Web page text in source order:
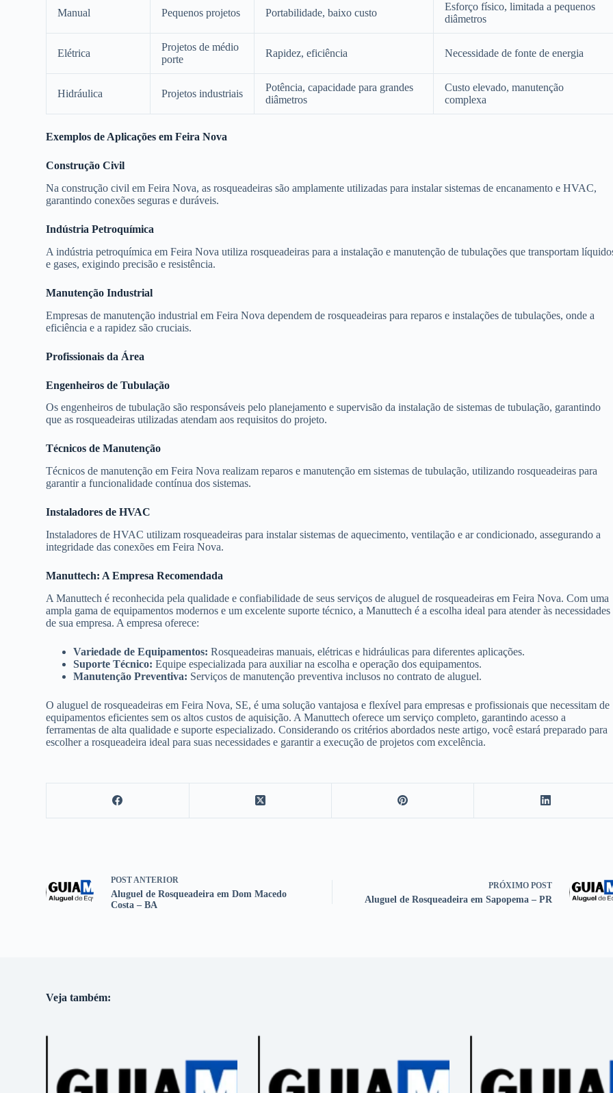
Manual Pequenos projetos Portabilidade, baixo custo
Esforço físico, limitada a pequenos
diâmetros
Elétrica
Projetos de médio
porte
Rapidez, eficiência Necessidade de fonte de energia
Hidráulica Projetos industriais
Potência, capacidade para grandes
diâmetros
Custo elevado, manutenção
complexa
Exemplos de Aplicações em Feira Nova
Construção Civil
Na construção civil em Feira Nova, as rosqueadeiras são amplamente utilizadas para instalar sistemas de encanamento e HVAC,
garantindo conexões seguras e duráveis.
Indústria Petroquímica
A indústria petroquímica em Feira Nova utiliza rosqueadeiras para a instalação e manutenção de tubulações que transportam
e gases, exigindo precisão e resistência.
Manutenção Industrial
Empresas de manutenção industrial em Feira Nova dependem de rosqueadeiras para reparos e instalações de tubulações, onde a
eficiência e a rapidez são cruciais.
Profissionais da Área
Engenheiros de Tubulação
Os engenheiros de tubulação são responsáveis pelo planejamento e supervisão da instalação de sistemas de tubulação, garantindo
que as rosqueadeiras utilizadas atendam aos requisitos do projeto.
Técnicos de Manutenção
Técnicos de manutenção em Feira Nova realizam reparos e manutenção em sistemas de tubulação, utilizando rosqueadeiras para
garantir a funcionalidade contínua dos sistemas.
Instaladores de HVAC
Instaladores de HVAC utilizam rosqueadeiras para instalar sistemas de aquecimento, ventilação e ar condicionado, assegurando a
integridade das conexões em Feira Nova.
Manuttech: A Empresa Recomendada
A Manuttech é reconhecida pela qualidade e confiabilidade de seus serviços de aluguel de rosqueadeiras em Feira Nova. Com uma
ampla gama de equipamentos modernos e um excelente suporte técnico, a Manuttech é a escolha ideal para atender às necessidades
de sua empresa. A empresa oferece:
Variedade de Equipamentos: Rosqueadeiras manuais, elétricas e hidráulicas para diferentes aplicações.
Suporte Técnico: Equipe especializada para auxiliar na escolha e operação dos equipamentos.
Manutenção Preventiva: Serviços de manutenção preventiva inclusos no contrato de aluguel.
O aluguel de rosqueadeiras em Feira Nova, SE, é uma solução vantajosa e flexível para empresas e profissionais que necessitam de
equipamentos eficientes sem os altos custos de aquisição. A Manuttech oferece um serviço completo, garantindo acesso a
ferramentas de alta qualidade e suporte especializado. Considerando os critérios abordados neste artigo, você estará preparado para
escolher a rosqueadeira ideal para suas necessidades e garantir a execução de projetos com excelência.
POSTANTERIOR
Aluguel de Rosqueadeira em Dom Macedo
Costa – BA
PRÓXIMO POST
Aluguel de Rosqueadeira em Sapopema – PR
Veja também: